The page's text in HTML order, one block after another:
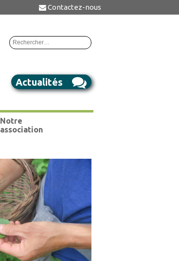
Contactez-nous
Rechercher :
Actualités
Notre
association